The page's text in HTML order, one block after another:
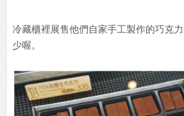
冷藏櫃裡展售他們自家手工製作的巧克
少喔。